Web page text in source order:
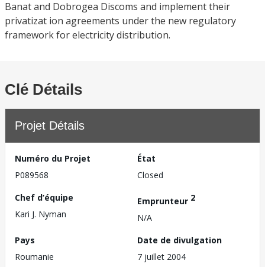
Banat and Dobrogea Discoms and implement their
privatizat ion agreements under the new regulatory
framework for electricity distribution.
Clé Détails
Projet Détails
Numéro du Projet
P089568
État
Closed
Chef d’équipe
Kari J. Nyman
Emprunteur 2
N/A
Pays
Roumanie
Date de divulgation
7 juillet 2004